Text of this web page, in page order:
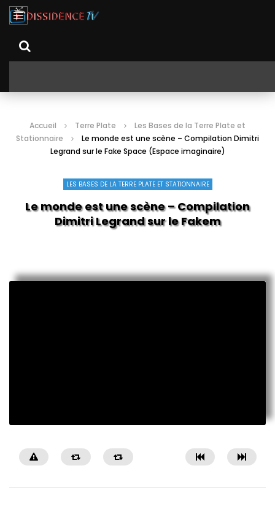
Accueil Terre Plate
Les Bases de la Terre Plate et
Stationnaire
Le monde est une scène – Compilation Dimitri
Legrand sur le Fake Space (Espace imaginaire)
LES BASES DE LA TERRE PLATE ET STATIONNAIRE
Le monde est une scène – Compilation
Dimitri Legrand sur le Fake Space (Espace ir